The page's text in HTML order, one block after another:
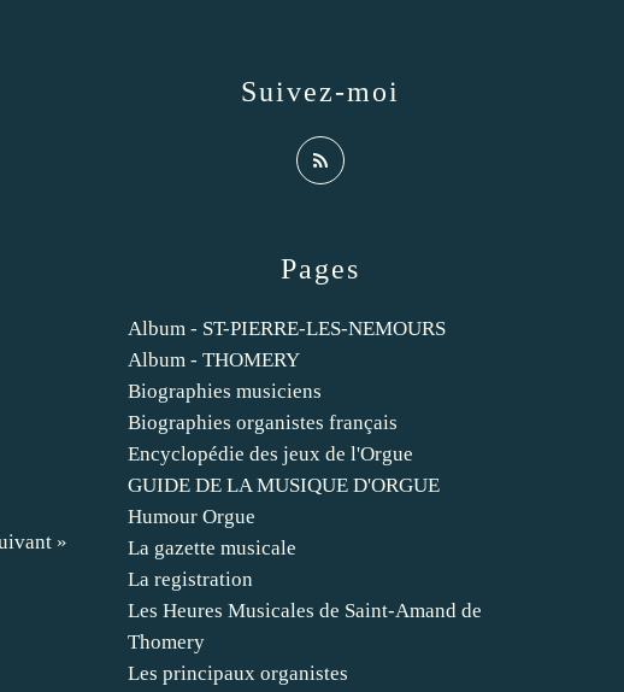
»
Pages
Album - ST-PIERRE-LES-NEMOURS
Album - THOMERY
Biographies musiciens
Biographies organistes français
Encyclopédie des jeux de l'Orgue
GUIDE DE LA MUSIQUE D'ORGUE
Humour Orgue
La gazette musicale
La registration
Les Heures Musicales de Saint-Amand de
Thomery
Les principaux organistes
Suivez-moi